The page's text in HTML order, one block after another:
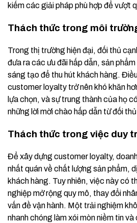
kiếm các giải pháp phù hợp để vượt
Thách thức trong môi
Trong thị trường hiện đại, đối thủ
đưa ra các ưu đãi hấp dẫn, sản
sáng tạo để thu hút khách hàng.
customer loyalty trở nên khó khăn
lựa chọn, và sự trung thành của họ
những lời mời chào hấp dẫn từ đối
Thách thức trong việc duy
Để xây dựng customer loyalty,
nhất quán về chất lượng sản phẩm,
khách hàng. Tuy nhiên, việc này có
nghiệp mở rộng quy mô, thay đổi
vấn đề vận hành. Một trải nghiệm
nhanh chóng làm xói mòn niềm tin